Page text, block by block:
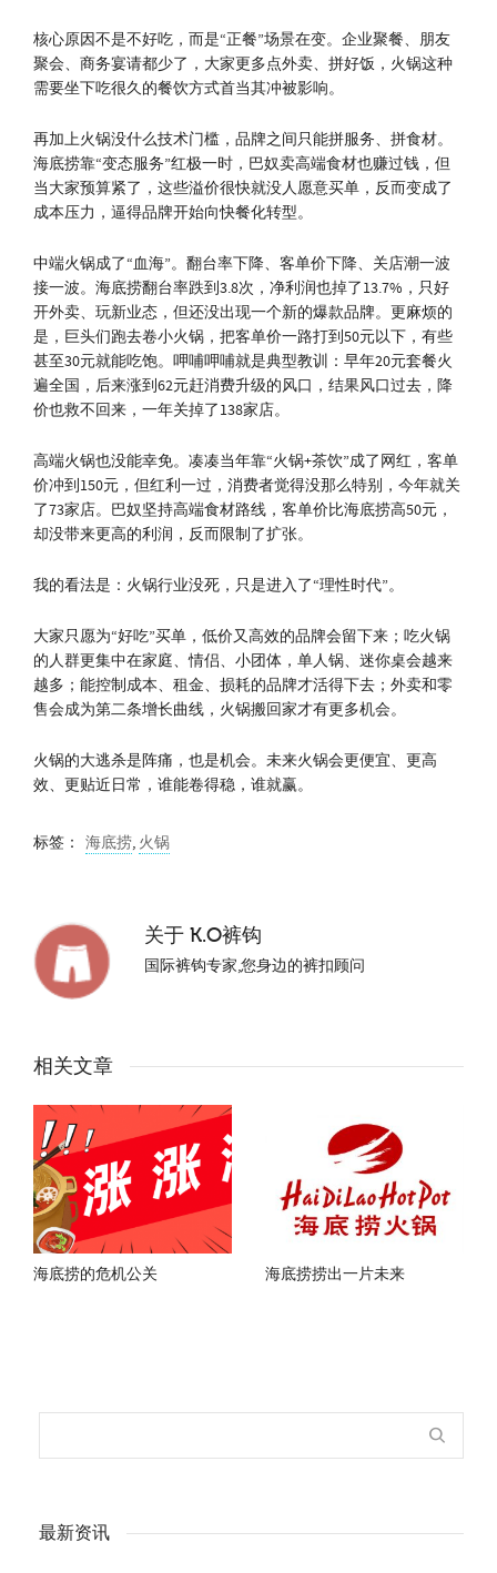
核心原因不是不好吃，而是“正餐”场景在变。企业聚餐、朋友
聚会、商务宴请都少了，大家更多点外卖、拼好饭，火锅这种
需要坐下吃很久的餐饮方式首当其冲被影响。
再加上火锅没什么技术门槛，品牌之间只能拼服务、拼食材。
海底捞靠“变态服务”红极一时，巴奴卖高端食材也赚过钱，但
当大家预算紧了，这些溢价很快就没人愿意买单，反而变成了
成本压力，逼得品牌开始向快餐化转型。
中端火锅成了“血海”。翻台率下降、客单价下降、关店潮一波
接一波。海底捞翻台率跌到3.8次，净利润也掉了13.7%，只好
开外卖、玩新业态，但还没出现一个新的爆款品牌。更麻烦的
是，巨头们跑去卷小火锅，把客单价一路打到50元以下，有些
甚至30元就能吃饱。呷哺呷哺就是典型教训：早年20元套餐火
遍全国，后来涨到62元赶消费升级的风口，结果风口过去，降
价也救不回来，一年关掉了138家店。
高端火锅也没能幸免。凑凑当年靠“火锅+茶饮”成了网红，客单
价冲到150元，但红利一过，消费者觉得没那么特别，今年就关
了73家店。巴奴坚持高端食材路线，客单价比海底捞高50元，
却没带来更高的利润，反而限制了扩张。
我的看法是：火锅行业没死，只是进入了“理性时代”。
大家只愿为“好吃”买单，低价又高效的品牌会留下来；吃火锅
的人群更集中在家庭、情侣、小团体，单人锅、迷你桌会越来
越多；能控制成本、租金、损耗的品牌才活得下去；外卖和零
售会成为第二条增长曲线，火锅搬回家才有更多机会。
火锅的大逃杀是阵痛，也是机会。未来火锅会更便宜、更高
效、更贴近日常，谁能卷得稳，谁就赢。
标签： 海底捞, 火锅
关于 K.O裤钩
国际裤钩专家,您身边的裤扣顾问
相关文章
海底捞的危机公关 海底捞捞出一片未来
最新资讯